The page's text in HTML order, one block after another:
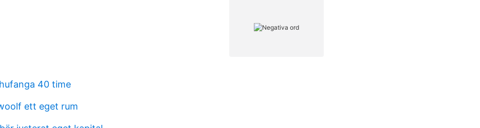
40 time
ett eget rum